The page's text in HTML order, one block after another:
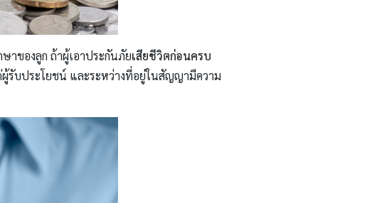
าของลูก ถ้าผู้เอาประกันภัยเสียชีวิตก่อนครบ
รับประโยชน์ และระหว่างที่อยู่ในสัญญามีความ